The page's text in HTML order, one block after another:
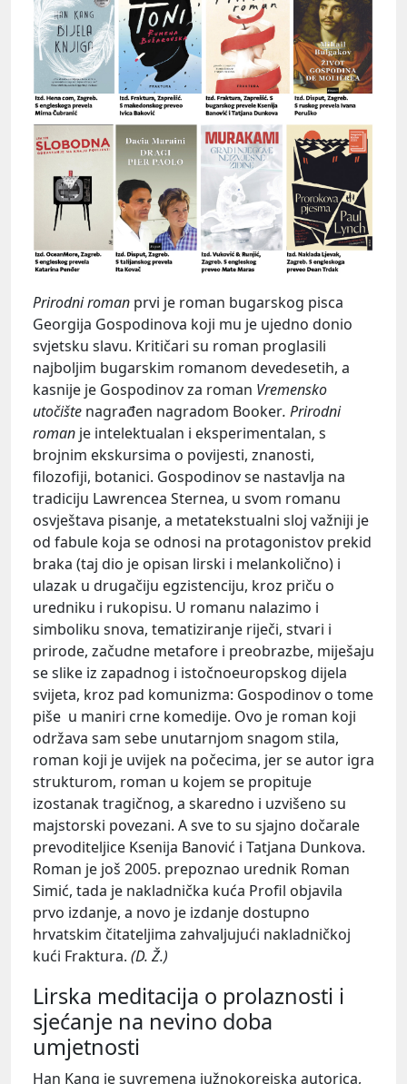
Prirodni roman prvi je roman bugarskog pisca
Georgija Gospodinova koji mu je ujedno donio
svjetsku slavu. Kritičari su roman proglasili
najboljim bugarskim romanom devedesetih, a
kasnije je Gospodinov za roman Vremensko
utočište nagrađen nagradom Booker. Prirodni
roman je intelektualan i eksperimentalan, s
brojnim ekskursima o povijesti, znanosti,
filozofiji, botanici. Gospodinov se nastavlja na
tradiciju Lawrencea Sternea, u svom romanu
osvještava pisanje, a metatekstualni sloj važniji je
od fabule koja se odnosi na protagonistov prekid
braka (taj dio je opisan lirski i melankolično) i
ulazak u drugačiju egzistenciju, kroz priču o
uredniku i rukopisu. U romanu nalazimo i
simboliku snova, tematiziranje riječi, stvari i
prirode, začudne metafore i preobrazbe, miješaju
se slike iz zapadnog i istočnoeuropskog dijela
svijeta, kroz pad komunizma: Gospodinov o tome
piše u maniri crne komedije. Ovo je roman koji
održava sam sebe unutarnjom snagom stila,
roman koji je uvijek na počecima, jer se autor igra
strukturom, roman u kojem se propituje
izostanak tragičnog, a skaredno i uzvišeno su
majstorski povezani. A sve to su sjajno dočarale
prevoditeljice Ksenija Banović i Tatjana Dunkova.
Roman je još 2005. prepoznao urednik Roman
Simić, tada je nakladnička kuća Profil objavila
prvo izdanje, a novo je izdanje dostupno
hrvatskim čitateljima zahvaljujući nakladničkoj
kući Fraktura. (D. Ž.)
Lirska meditacija o prolaznosti i
sjećanje na nevino doba
umjetnosti
Han Kang je suvremena južnokorejska autorica,